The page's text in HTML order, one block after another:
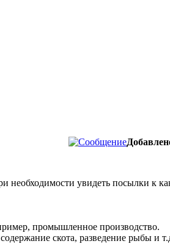
необходимости увидеть посылки к
промышленное производство.
скота, разведение рыбы и